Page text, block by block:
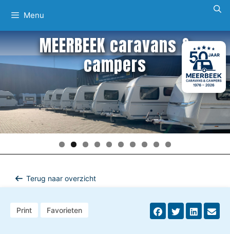
naar
de
inhoud
Menu
MEERBEEK caravans &
campers
Terug naar overzicht
Print Favorieten